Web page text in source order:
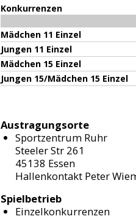
Konkurrenzen
Mädchen 11 Einzel
Jungen 11 Einzel
Mädchen 15 Einzel
Jungen 15/Mädchen 15 Einzel
Austragungsorte
Sportzentrum Ruhr
Steeler Str 261
45138 Essen
Hallenkontakt Peter
Spielbetrieb
Einzelkonkurrenzen